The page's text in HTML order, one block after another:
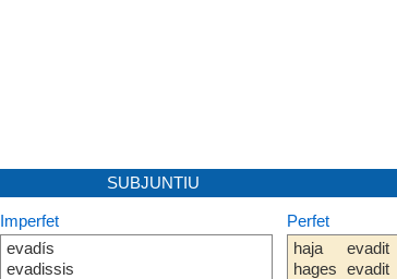
SUBJUNTIU
Imperfet
evadís
evadissis
Perfet
haja
hages
evadit
evadit